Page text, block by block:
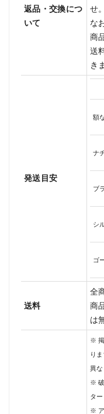
返品・交換につ
いて
せ。
な
商
送
き
発送目安
額
ナ
ブ
シ
ゴ
送料
全
商
は
※
り
異な
※ 破
タ
※